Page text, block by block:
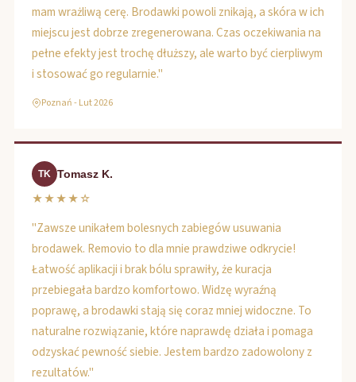
mam wrażliwą cerę. Brodawki powoli znikają, a skóra w ich
miejscu jest dobrze zregenerowana. Czas oczekiwania na
pełne efekty jest trochę dłuższy, ale warto być cierpliwym
i stosować go regularnie."
Poznań - Lut 2026
TK Tomasz K.
★★★★☆
"Zawsze unikałem bolesnych zabiegów usuwania
brodawek. Removio to dla mnie prawdziwe odkrycie!
Łatwość aplikacji i brak bólu sprawiły, że kuracja
przebiegała bardzo komfortowo. Widzę wyraźną
poprawę, a brodawki stają się coraz mniej widoczne. To
naturalne rozwiązanie, które naprawdę działa i pomaga
odzyskać pewność siebie. Jestem bardzo zadowolony z
rezultatów."